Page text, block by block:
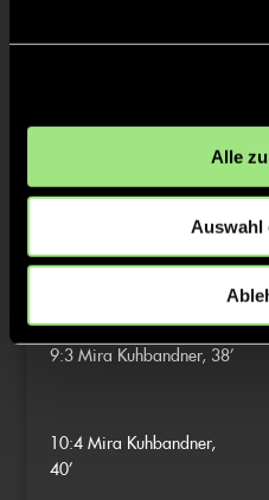
Alle
Auswahl
9:3 Mira Kuhbandner, 38’
10:4 Mira Kuhbandner,
40’